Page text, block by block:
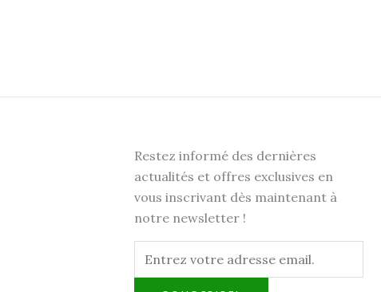
Restez informé des dernières
actualités et offres exclusives en
vous inscrivant dès maintenant à
notre newsletter !